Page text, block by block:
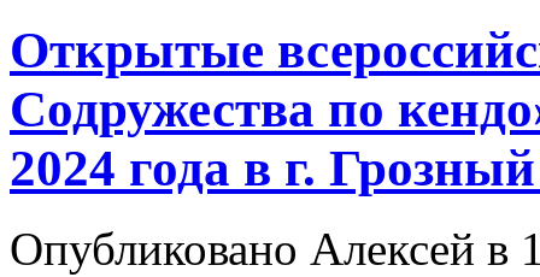
Открытые
Содружества по
2024 года в г.
Опубликовано Алексей